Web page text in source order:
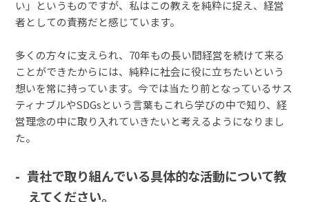
い」というものですが、私はこの教えを純粋に捉え、経営
者としての責務だと感じています。
多くの方々に支えられ、70年もの長い間経営を続けて来る
ことができたからには、純粋に社会に役に立ちたいという
想いを常に持っています。今では当たり前となっているサス
ティナブルやSDGsという言葉もこれら学びの中で知り、経
営理念の中に取り入れていきたいと考えるようになりまし
た。
貴社で取り組んでいる具体的な活動について教
えてください。